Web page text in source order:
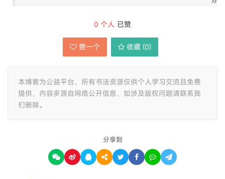
0 个人 已赞
赞一个 收藏 (0)
本博客为公益平台，所有书法资源仅供个人学习交流且免费
提供，内容多源自网络公开信息，如涉及版权问题请联系我
们删除。
分享到